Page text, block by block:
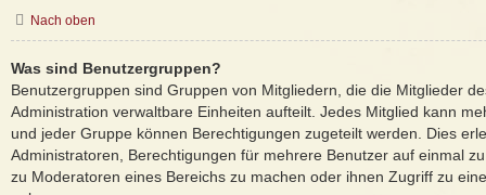
Nach oben
Was sind Benutzergruppen?
Benutzergruppen sind Gruppen von Mitgliedern, die die Mitglieder
Administration verwaltbare Einheiten aufteilt. Jedes Mitglied kann
und jeder Gruppe können Berechtigungen zugeteilt werden. Dies
Administratoren, Berechtigungen für mehrere Benutzer auf einmal
zu Moderatoren eines Bereichs zu machen oder ihnen Zugriff zu